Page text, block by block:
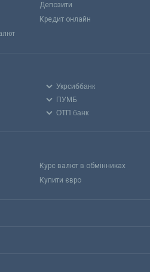
Депозити
Кредит онлайн
Укрсиббанк
ПУМБ
ОТП банк
Курс валют в обмінниках
Купити євро